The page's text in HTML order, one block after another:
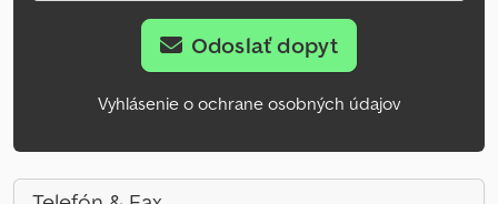
Odoslať dopyt
Vyhlásenie o ochrane osobných údajov